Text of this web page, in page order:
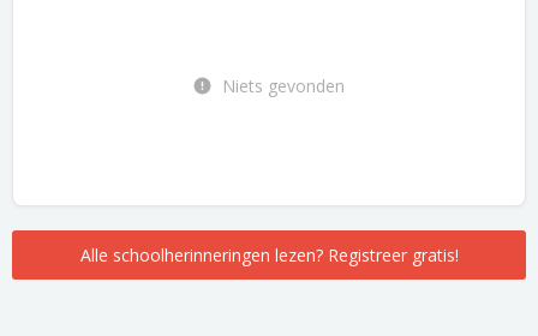
Niets gevonden
Alle schoolherinneringen lezen? Registreer gratis!